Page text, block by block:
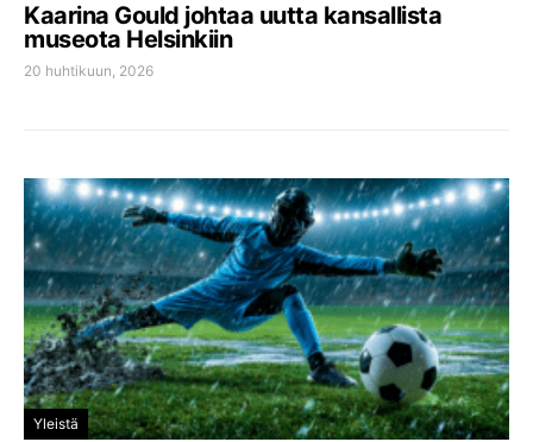
Kaarina Gould johtaa uutta kansallista
museota Helsinkiin
20 huhtikuun, 2026
Yleistä